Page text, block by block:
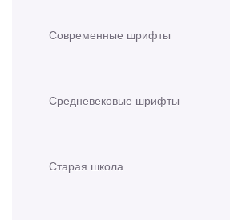
Современные шрифты
Средневековые шрифты
Старая школа